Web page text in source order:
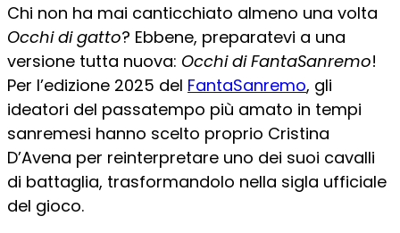
Chi non ha mai canticchiato almeno una volta
Occhi di gatto? Ebbene, preparatevi a una
versione tutta nuova: Occhi di FantaSanremo!
Per l’edizione 2025 del FantaSanremo, gli
ideatori del passatempo più amato in tempi
sanremesi hanno scelto proprio Cristina
D’Avena per reinterpretare uno dei suoi cavalli
di battaglia, trasformandolo nella sigla ufficiale
del gioco.